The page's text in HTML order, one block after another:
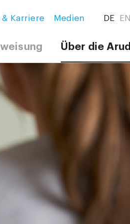
& Karriere Medien DE EN
Über die Arud